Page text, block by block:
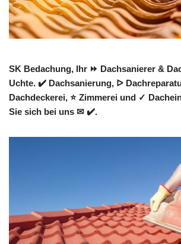
SK Bedachung, Ihr ⏩ Dachsanierer &
Uchte. ✔️ Dachsanierung, ᐅ
Dachdeckerei, ⭐ Zimmerei und ✓
Sie sich bei uns ✉ ✔️.